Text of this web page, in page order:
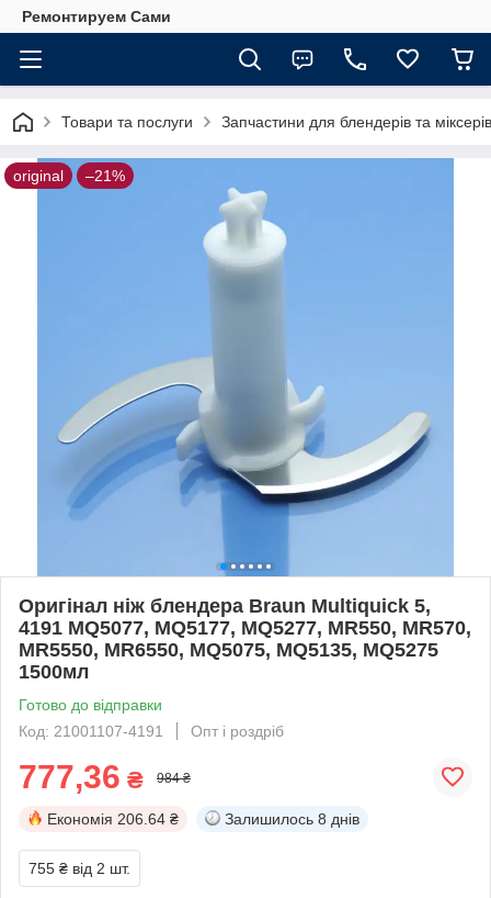
Ремонтируем Сами
Товари та послуги Запчастини для блендерів та міксерів
original –21%
Оригінал ніж блендера Braun Multiquick 5,
4191 MQ5077, MQ5177, MQ5277, MR550, MR570,
MR5550, MR6550, MQ5075, MQ5135, MQ5275
1500мл
Готово до відправки
Код: 21001107-4191
Опт і роздріб
777,36 ₴ 984 ₴
Економія 206.64 ₴ Залишилось 8 днів
755 ₴ від 2 шт.